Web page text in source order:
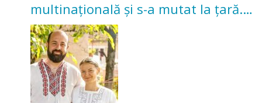
multinațională și s-a mutat la țară.
Acum cultivă legume în grădina
bunicilor